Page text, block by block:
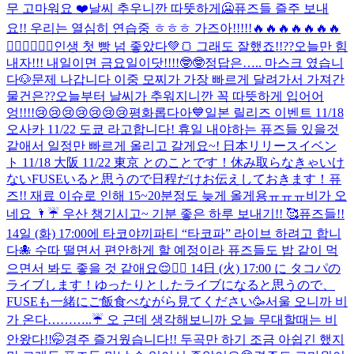
무 고마워요 ❤️날씨 추우니깐 따뚯하게🥶퓨즈들 즐주 보내
요!! 우리는 열심히 연습중 ㅎㅎㅎ 가즈아!!!!!🔥🔥🔥🔥🔥🔥🔥
✌🏻✌🏻✌🏻인생 첫 빵 넘 좋았다💚🍞 그래도 잘했죠!!??오늘만 힘
내자!!! 내일이면 금요일이닷!!!!🤓🤓정답은….. 마스크 였습니
다🐶문제 나갑니다 이중 모찌가 가장 빠르게 달려가서 가져간
물건은??오늘부터 날씨가 추워지니깐 꼭 따뜻하게 입어어
엉!!!!😢😢😢😢😢😢😢평화롭다아💙일본 릴리즈 이벤트 11/18
오사카 11/22 도쿄 라고합니다! 휴일 내야하는 퓨즈들 있을것
같애서 일정만 빠르게 올리고 갈게요~! 日本リリースイベン
ト 11/18 大阪 11/22 東京 とのことです！休み取らなきゃいけ
ないFUSEいると思うので日程だけお伝えしておきます！ 퓨
즈!! 재료 이슈로 인해 15~20분정도 늦게 올게용ㅠㅠㅠ비가 오
네요 🌂☔️ 우산 챙기시고~ 기분 좋은 하루 보내기!! 🥰퓨즈들!!
14일 (화) 17:00에 타코야끼파티 “타코파” 라이브 하려고 합니
다🐙 수따 떨면서 편안하게 할 예정이라 퓨즈들도 밥 같이 먹
으면서 봐도 좋을 것 같애요😌✌🏻 14日 (火) 17:00 に タコパの
ライブします！ゆったりとしたライブになると思うので、
FUSEも一緒にご飯食べながら見てください🥳서울 오니까 비
가 온다………..☔️ 오 근데 생각해보니까 오늘 무대할때는 비
안왔다!!🤭경주 즐거웠습니다!! 두곡만 하기 조금 아쉽긴 했지